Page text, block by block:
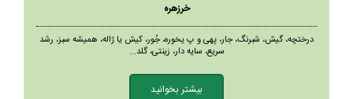
خرزهره
درختچه، گیش، شبرنگ، جار، پهی و پ یخوره، جُور، کیش یا ژاله، همیشه سبز، رشد
سریع، سایه دار، زینتی، گلد...
بیشتر بخوانید